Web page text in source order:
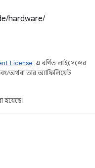
hardware/
License-এ বর্ণিত লাইসেন্সের
অথবা তার অ্যাফিলিয়েট